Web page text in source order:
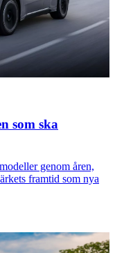
som ska
genom åren,
framtid som nya